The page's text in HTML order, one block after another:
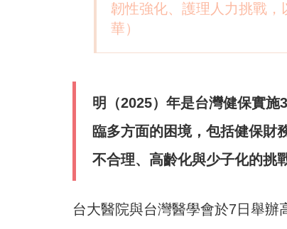
韌性強化、護理人力挑戰
華）
明（2025）年是台灣健保實
臨多方面的困境，包括健保財
不合理、高齡化與少子化的挑戰
台大醫院與台灣醫學會於7日舉